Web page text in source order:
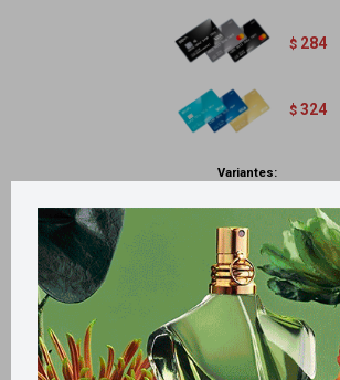
$ 284
$ 324
Variantes:
Métodos y costos de
Retiros gratuitos en